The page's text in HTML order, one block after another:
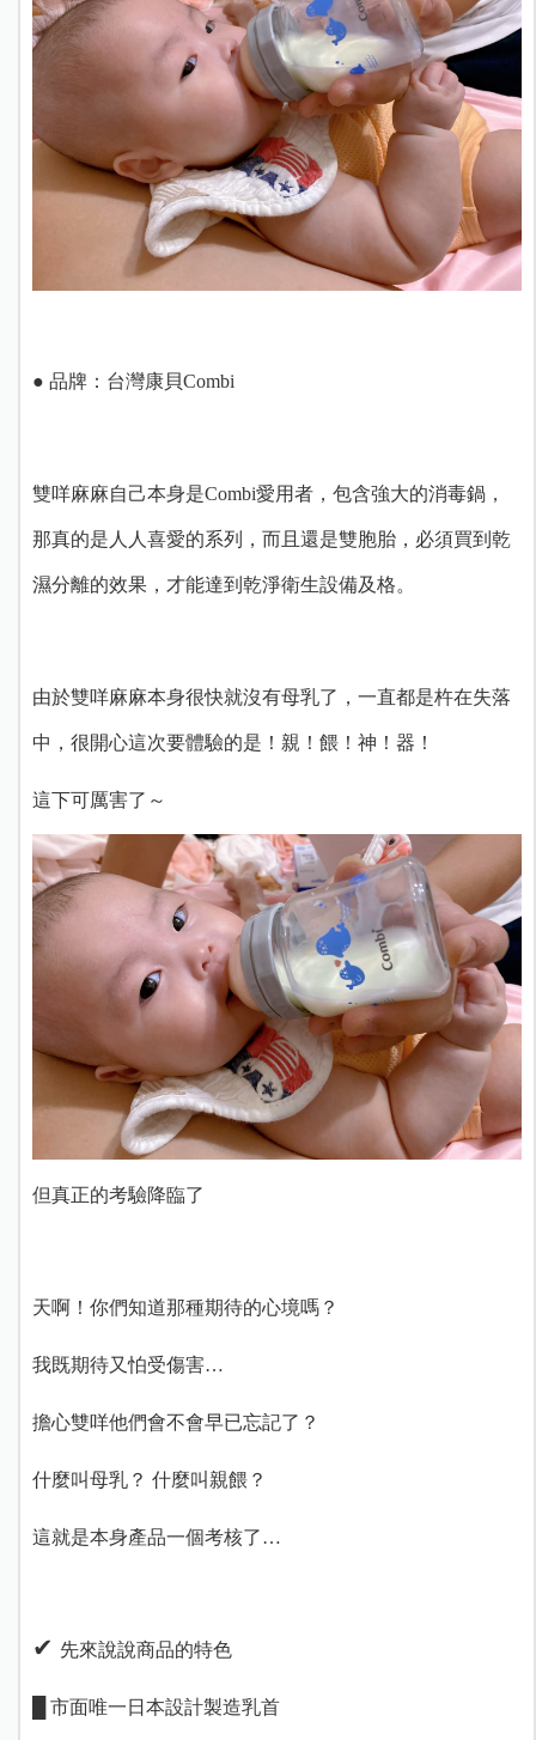
● 品牌：台灣康貝Combi
雙咩麻麻自己本身是Combi愛用者，包含強大的消毒鍋，
那真的是人人喜愛的系列，而且還是雙胞胎，必須買到乾
濕分離的效果，才能達到乾淨衛生設備及格。
由於雙咩麻麻本身很快就沒有母乳了，一直都是杵在失落
中，很開心這次要體驗的是！親！餵！神！器！
這下可厲害了～
但真正的考驗降臨了
天啊！你們知道那種期待的心境嗎？
我既期待又怕受傷害…
擔心雙咩他們會不會早已忘記了？
什麼叫母乳？ 什麼叫親餵？
這就是本身產品一個考核了…
✔︎ 先來說說商品的特色
█ 市面唯一日本設計製造乳首